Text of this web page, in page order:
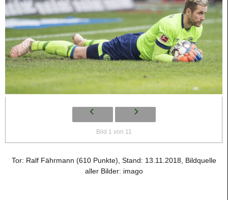
Bild 1 von 11
Tor: Ralf Fährmann (610 Punkte), Stand: 13.11.2018, Bildquelle
aller Bilder: imago